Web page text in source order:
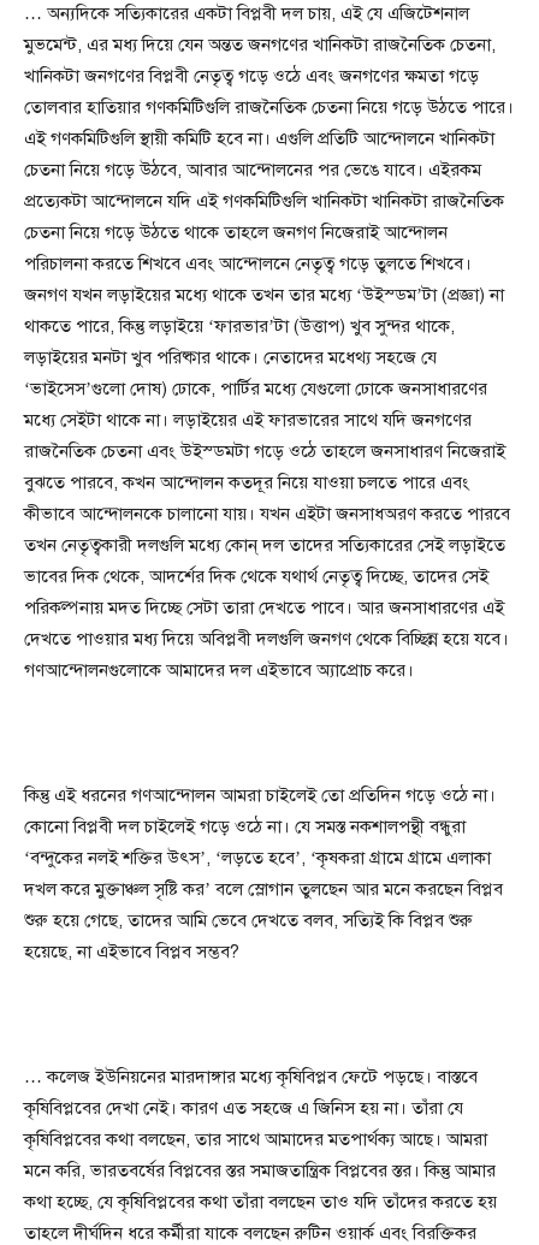
… অন্যদিকে সত্যিকারের একটা বিপ্লবী দল চায়, এই যে এজিটেশনাল
মুভমেন্ট, এর মধ্য দিয়ে যেন অন্তত জনগণের খানিকটা রাজনৈতিক চেতনা,
খানিকটা জনগণের বিপ্লবী নেতৃত্ব গড়ে ওঠে এবং জনগণের ক্ষমতা গড়ে
তোলবার হাতিয়ার গণকমিটিগুলি রাজনৈতিক চেতনা নিয়ে গড়ে উঠতে পারে।
এই গণকমিটিগুলি স্থায়ী কমিটি হবে না। এগুলি প্রতিটি আন্দোলনে খানিকটা
চেতনা নিয়ে গড়ে উঠবে, আবার আন্দোলনের পর ভেঙে যাবে। এইরকম
প্রত্যেকটা আন্দোলনে যদি এই গণকমিটিগুলি খানিকটা খানিকটা রাজনৈতিক
চেতনা নিয়ে গড়ে উঠতে থাকে তাহলে জনগণ নিজেরাই আন্দোলন
পরিচালনা করতে শিখবে এবং আন্দোলনে নেতৃত্ব গড়ে তুলতে শিখবে।
জনগণ যখন লড়াইয়ের মধ্যে থাকে তখন তার মধ্যে ‘উইস্ডম’টা (প্রজ্ঞা) না
থাকতে পারে, কিন্তু লড়াইয়ে ‘ফারভার’টা (উত্তাপ) খুব সুন্দর থাকে,
লড়াইয়ের মনটা খুব পরিষ্কার থাকে। নেতাদের মধেথ্য সহজে যে
‘ভাইসেস’গুলো দোষ) ঢোকে, পার্টির মধ্যে যেগুলো ঢোকে জনসাধারণের
মধ্যে সেইটা থাকে না। লড়াইয়ের এই ফারভারের সাথে যদি জনগণের
রাজনৈতিক চেতনা এবং উইস্ডমটা গড়ে ওঠে তাহলে জনসাধারণ নিজেরাই
বুঝতে পারবে, কখন আন্দোলন কতদূর নিয়ে যাওয়া চলতে পারে এবং
কীভাবে আন্দোলনকে চালানো যায়। যখন এইটা জনসাধঅরণ করতে পারবে
তখন নেতৃত্বকারী দলগুলি মধ্যে কোন্ দল তাদের সত্যিকারের সেই লড়াইতে
ভাবের দিক থেকে, আদর্শের দিক থেকে যথার্থ নেতৃত্ব দিচ্ছে, তাদের সেই
পরিকল্পনায় মদত দিচ্ছে সেটা তারা দেখতে পাবে। আর জনসাধারণের এই
দেখতে পাওয়ার মধ্য দিয়ে অবিপ্লবী দলগুলি জনগণ থেকে বিচ্ছিন্ন হয়ে যবে।
গণআন্দোলনগুলোকে আমাদের দল এইভাবে অ্যাপ্রোচ করে।
কিন্তু এই ধরনের গণআন্দোলন আমরা চাইলেই তো প্রতিদিন গড়ে ওঠে না।
কোনো বিপ্লবী দল চাইলেই গড়ে ওঠে না। যে সমস্ত নকশালপন্থী বন্ধুরা
‘বন্দুকের নলই শক্তির উৎস’, ‘লড়তে হবে’, ‘কৃষকরা গ্রামে গ্রামে এলাকা
দখল করে মুক্তাঞ্চল সৃষ্টি কর’ বলে স্লোগান তুলছেন আর মনে করছেন বিপ্লব
শুরু হয়ে গেছে, তাদের আমি ভেবে দেখতে বলব, সত্যিই কি বিপ্লব শুরু
হয়েছে, না এইভাবে বিপ্লব সম্ভব?
… কলেজ ইউনিয়নের মারদাঙ্গার মধ্যে কৃষিবিপ্লব ফেটে পড়ছে। বাস্তবে
কৃষিবিপ্লবের দেখা নেই। কারণ এত সহজে এ জিনিস হয় না। তাঁরা যে
কৃষিবিপ্লবের কথা বলছেন, তার সাথে আমাদের মতপার্থক্য আছে। আমরা
মনে করি, ভারতবর্ষের বিপ্লবের স্তর সমাজতান্ত্রিক বিপ্লবের স্তর। কিন্তু আমার
কথা হচ্ছে, যে কৃষিবিপ্লবের কথা তাঁরা বলছেন তাও যদি তাঁদের করতে হয়
তাহলে দীর্ঘদিন ধরে কর্মীরা যাকে বলছেন রুটিন ওয়ার্ক এবং বিরক্তিকর